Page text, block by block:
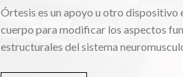
Órtesis es un apoyo u otro dispositivo
cuerpo para modificar los aspectos
estructurales del sistema